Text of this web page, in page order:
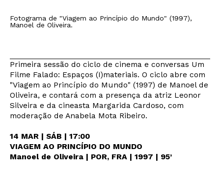
Fotograma de "Viagem ao Princípio do Mundo" (1997),
Manoel de Oliveira.
Primeira sessão do ciclo de cinema e conversas Um
Filme Falado: Espaços (I)materiais. O ciclo abre com
"Viagem ao Princípio do Mundo" (1997) de Manoel de
Oliveira, e contará com a presença da atriz Leonor
Silveira e da cineasta Margarida Cardoso, com
moderação de Anabela Mota Ribeiro.
14 MAR | SÁB | 17:00
VIAGEM AO PRINCÍPIO DO MUNDO
Manoel de Oliveira | POR, FRA | 1997 | 95’